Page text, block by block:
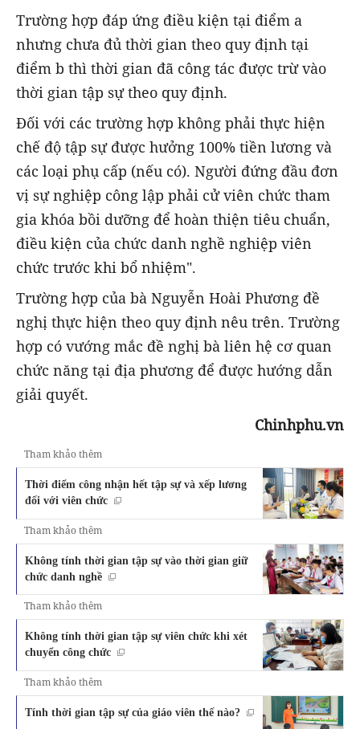
Trường hợp đáp ứng điều kiện tại điểm a
nhưng chưa đủ thời gian theo quy định tại
điểm b thì thời gian đã công tác được trừ vào
thời gian tập sự theo quy định.
Đối với các trường hợp không phải thực hiện
chế độ tập sự được hưởng 100% tiền lương và
các loại phụ cấp (nếu có). Người đứng đầu đơn
vị sự nghiệp công lập phải cử viên chức tham
gia khóa bồi dưỡng để hoàn thiện tiêu chuẩn,
điều kiện của chức danh nghề nghiệp viên
chức trước khi bổ nhiệm".
Trường hợp của bà Nguyễn Hoài Phương đề
nghị thực hiện theo quy định nêu trên. Trường
hợp có vướng mắc đề nghị bà liên hệ cơ quan
chức năng tại địa phương để được hướng dẫn
giải quyết.
Chinhphu.vn
Tham khảo thêm
Thời điểm công nhận hết tập sự và xếp lương
đối với viên chức
Tham khảo thêm
Không tính thời gian tập sự vào thời gian giữ
chức danh nghề
Tham khảo thêm
Không tính thời gian tập sự viên chức khi xét
chuyển công chức
Tham khảo thêm
Tính thời gian tập sự của giáo viên thế nào?